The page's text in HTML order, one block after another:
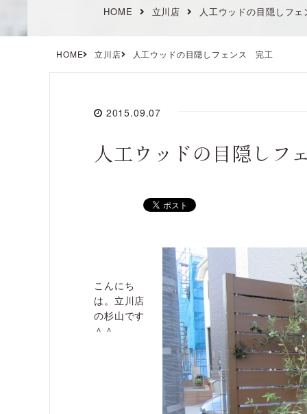
HOME 立川店 人工ウッドの目隠しフ
HOME 立川店 人工ウッドの目隠しフェンス 完工
2015.09.07
人工ウッドの目隠し
こんにち
は。立川店
の杉山です
＾＾